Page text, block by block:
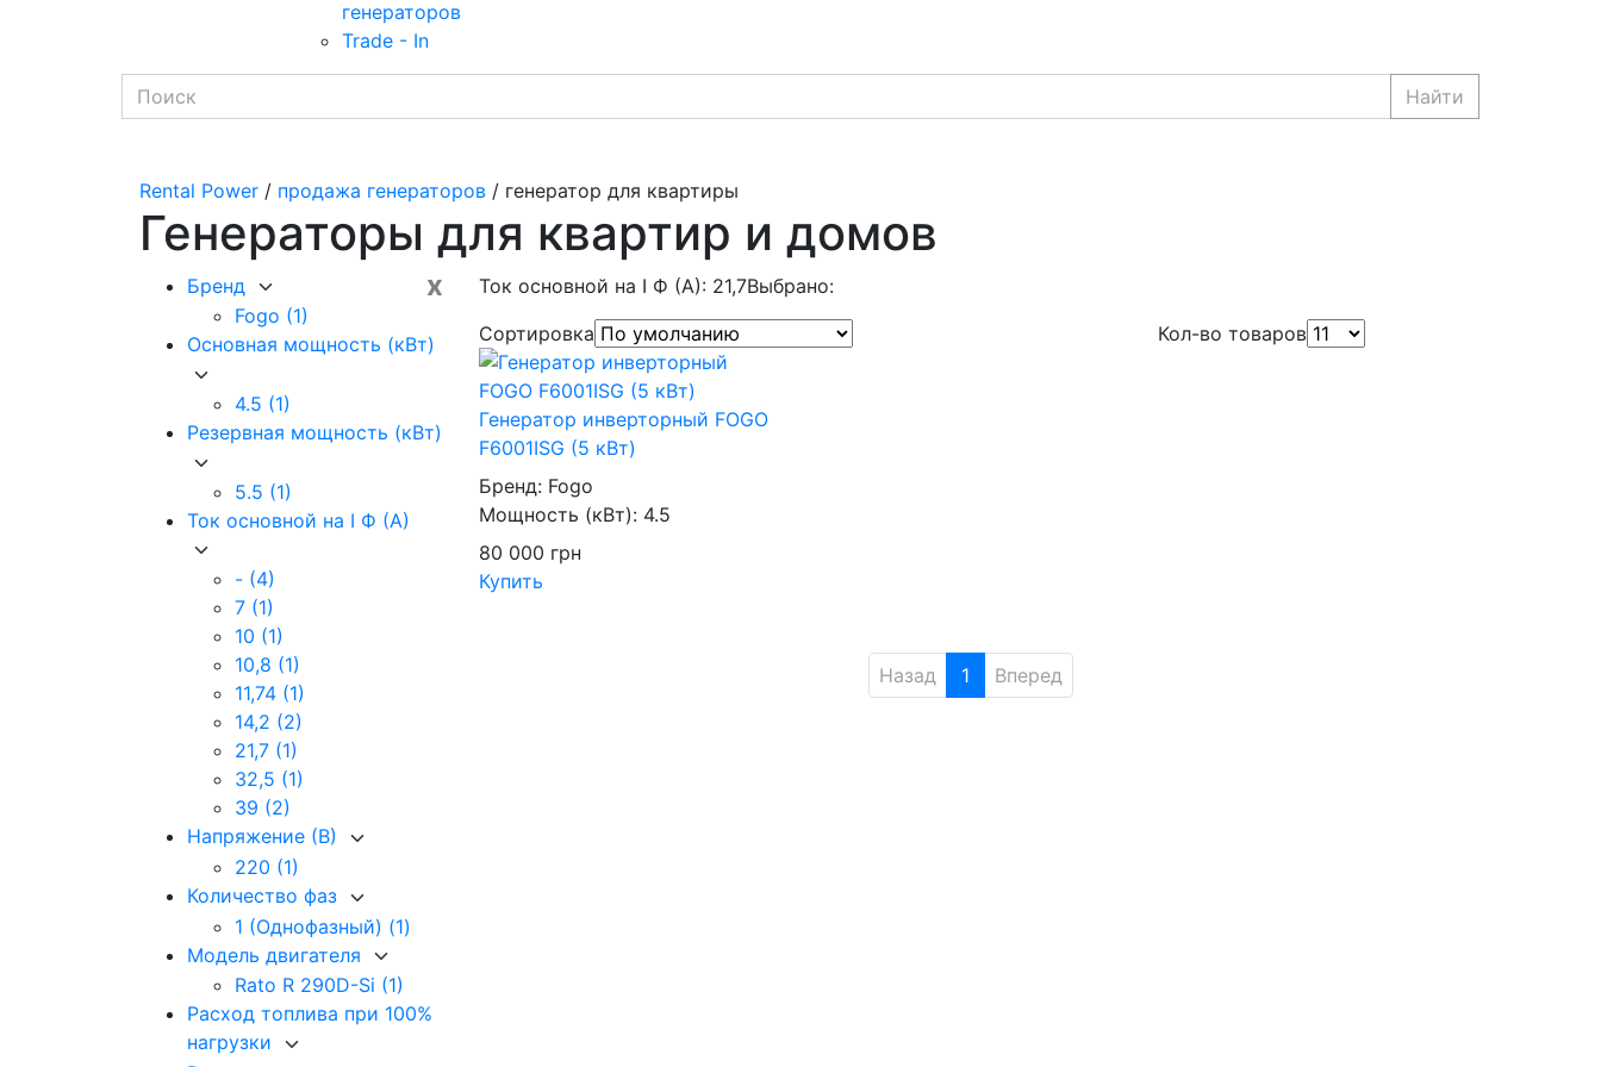
генераторов
Trade - In
Найти
Rental Power / продажа генераторов / генератор для квартиры
Генераторы для квартир и домов
x
Бренд
Fogo (1)
Основная мощность (кВт)
4.5 (1)
Резервная мощность (кВт)
5.5 (1)
Ток основной на I Ф (А)
- (4)
7 (1)
10 (1)
10,8 (1)
11,74 (1)
14,2 (2)
21,7 (1)
32,5 (1)
39 (2)
Напряжение (В)
220 (1)
Количество фаз
1 (Однофазный) (1)
Модель двигателя
Rato R 290D-Si (1)
Расход топлива при 100%
нагрузки
Ток основной на I Ф (А): 21,7Выбрано:
Сортировка
Кол-во товаров
Генератор инверторный FOGO
F6001ISG (5 кВт)
Бренд: Fogo
Мощность (кВт): 4.5
80 000 грн
Купить
Назад 1 Вперед